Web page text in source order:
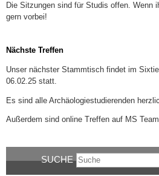
Die Sitzungen sind für Studis offen. Wenn
gern vorbei!
Nächste Treffen
Unser nächster Stammtisch findet im
06.02.25 statt.
Es sind alle Archäologiestudierenden
Außerdem sind online Treffen auf MS
SUCHE